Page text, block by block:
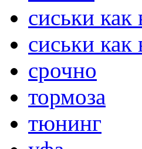
сиськи как
сиськи как
срочно
тормоза
тюнинг